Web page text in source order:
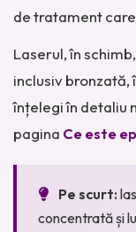
de tratament
Laserul, în
inclusiv bronzată,
înțelegi în detaliu
pagina Ce este
Pe scurt:
concentrată și